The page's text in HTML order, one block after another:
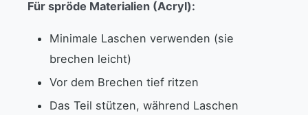
Für spröde Materialien (Acryl):
Minimale Laschen verwenden (sie
brechen leicht)
Vor dem Brechen tief ritzen
Das Teil stützen, während Laschen